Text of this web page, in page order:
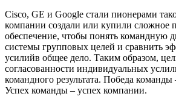
Cisco, GE и Google стали пионерами
компании создали или купили сложное
обеспечение, чтобы понять командную
системы групповых целей и сравнить
усилийв общее дело. Таким образом,
согласованности индивидуальных
командного результата. Победа команды
Успех команды – успех компании.